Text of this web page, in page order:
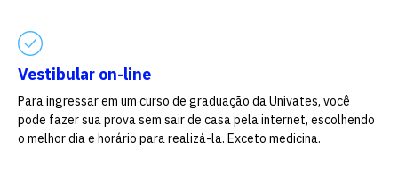
Vestibular on-line
Para ingressar em um curso de graduação da Univates, você
pode fazer sua prova sem sair de casa pela internet, escolhendo
o melhor dia e horário para realizá-la. Exceto medicina.